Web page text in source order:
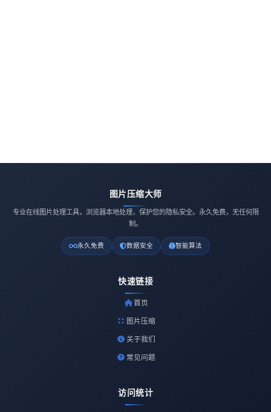
图片压缩大师
专业在线图片处理工具，浏览器本地处理，保护您的隐私安全。永久免费，无任何限
制。
永久免费 数据安全 智能算法
快速链接
首页
图片压缩
关于我们
常见问题
访问统计